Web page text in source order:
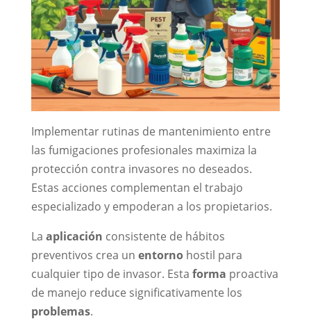
Implementar rutinas de mantenimiento entre
las fumigaciones profesionales maximiza la
protección contra invasores no deseados.
Estas acciones complementan el trabajo
especializado y empoderan a los propietarios.
La aplicación consistente de hábitos
preventivos crea un entornohostil para
cualquier tipo de invasor. Esta forma proactiva
de manejo reduce significativamente los
problemas.